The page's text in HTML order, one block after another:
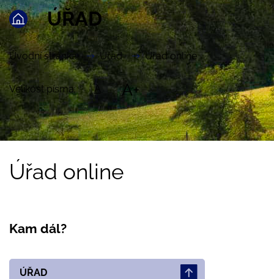
ÚŘAD
Úvodní stránka Úřad Úřad online
Velikost písma: A A+
Úřad online
Kam dál?
ÚŘAD